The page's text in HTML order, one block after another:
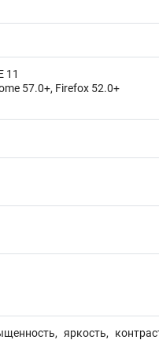
11
57.0+, Firefox 52.0+
яркость,